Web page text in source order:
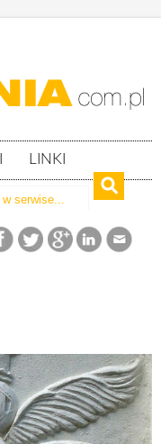
LINKI
Herby R-S